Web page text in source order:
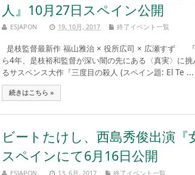
人』10月27日スペイン公開
ESJAPON 19, 10月, 2017 終了イベント一覧
是枝監督最新作 福山雅治 × 役所広司 × 広瀬すず
ら4年、是枝裕和監督が深い闇の先にある〈真実〉に
るサスペンス大作『三度目の殺人 (スペイン題: El Te ...
続きはこちら »
ビートたけし、西島秀俊出演『
スペインにて6月16日公開
ESJAPON 13, 6月, 2017 終了イベント一覧